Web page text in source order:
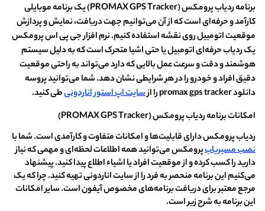
برنامه ردیاب پرومکس (PROMAX GPS Tracker) یک برنامه موبایلی
کارآمد و حرفه‌ای است که از آن می‌توانیم جهت دریافت، نمایش و پردازش
موقعیت اتومبیل روی نقشه استفاده کنیم. نرم افزار جی پی اس پرومکس
یک ردیاب حرفه‌ای اتومبیل یا حتی اشیا متحرک است که به دلیل سیستم
هوشمند و دقت و سرعت عمل بالایی که دارد می‌تواند به راحتی موقعیت
دقیق افراد و خودرو را در هر شرایطی نشان دهد. شما می‌توانید پروسه
دانلود promax gps tracker را از
سایت اپ استور اناردونیطی کنید.
امکانات برنامه ردیاب پرومکس (PROMAX GPS Tracker)
ردیاب پرومکس دارای قابلیت‌ها و امکانات متفاوت و کارآمدی است. شما با
نصب مسیریابپرومکس می‌توانید همه اطلاعات لحظه‌ای و مهمی که نیاز
دارید را کسب کرده و از موقعیت افراد یا اشیاء اطلاع پیدا کنید. پیشنهاد
می‌کنیم این برنامه منحصر به فرد را از سایت اناردونی تهیه کنید. چرا که یک
مرجع معتبر برای دریافت برنامه‌های مخصوص آیفون است. سایر امکانات
این برنامه به شرح زیر است.